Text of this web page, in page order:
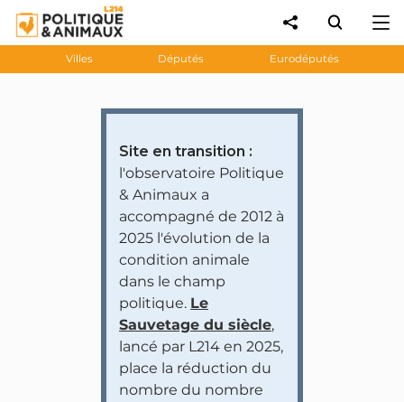
Villes Députés Eurodéputés
Site en transition :
l'observatoire Politique
& Animaux a
accompagné de 2012 à
2025 l'évolution de la
condition animale
dans le champ
politique. Le
Sauvetage du siècle,
lancé par L214 en 2025,
place la réduction du
nombre du nombre